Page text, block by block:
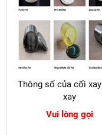
Thông số của cối
xay
Vui lòng gọi